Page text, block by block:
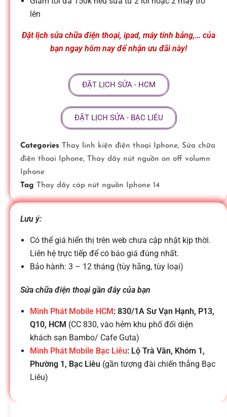
h
i
ệ
n
t
h
o
ạ
i
d
lên
Đặt lịch sửa chữa điện thoại, ipad, máy tính bảng,… của
bạn ngay hôm nay để nhận ưu đãi này!
ĐẶT LỊCH SỬA - HCM
ĐẶT LỊCH SỬA - BẠC LIÊU
Categories Thay linh kiện điện thoại Iphone, Sửa chữa
điện thoại Iphone, Thay dây nút nguồn on off volumn
Iphone
Tag Thay dây cáp nút nguồn Iphone 14
Lưu ý:
Có thể giá hiển thị trên web chưa cập nhật kịp thời.
Liên hệ trực tiếp để có báo giá đúng nhất.
Bảo hành: 3 – 12 tháng (tùy hãng, tùy loại)
Sửa chữa điện thoại gần đây của bạn
Minh Phát Mobile HCM: 830/1A Sư Vạn Hạnh, P13,
Q10, HCM (CC 830, vào hẻm khu phố đối diện
khách sạn Bambo/ Cafe Guta)
Minh Phát Mobile Bạc Liêu: Lộ Trà Văn, Khóm 1,
Phường 1, Bạc Liêu (gần tượng đài chiến thắng Bạc
Liêu)